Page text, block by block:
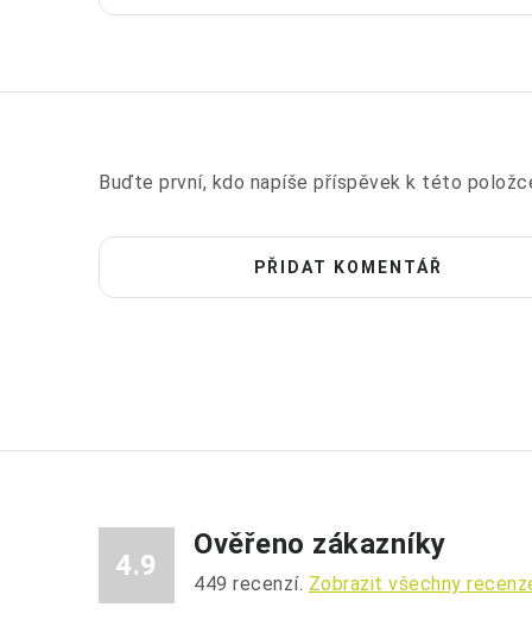
Buďte první, kdo napíše příspěvek k této
PŘIDAT KOMENTÁŘ
4.9
Ověřeno zákazníky
449 recenzí. Zobrazit všechny